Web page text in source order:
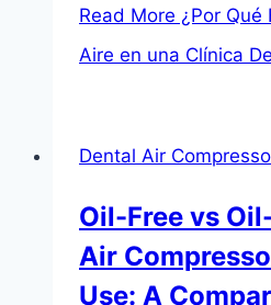
Read More ¿Por Qué
Aire en una Clínica
Dental Air
Oil-Free vs
Air
Use: A